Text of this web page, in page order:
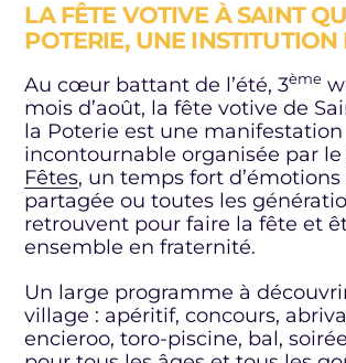
LA FÊTE VOTIVE À SAINT
POTERIE, UNE INSTITUTION
Au cœur battant de l’été, 3ème
mois d’août, la fête votive de
la Poterie est une manifestation
incontournable organisée par le
Fêtes, un temps fort d’émotions
partagée ou toutes les
retrouvent pour faire la fête et
ensemble en fraternité.
Un large programme à
village : apéritif, concours,
encieroo, toro-piscine, bal,